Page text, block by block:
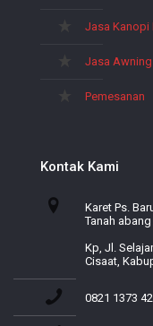
Jasa Kanopi
Jasa Awning
Pemesanan
Kontak Kami
Karet Ps.
Tanah
Kp, Jl.
Cisaat,
0821 1373